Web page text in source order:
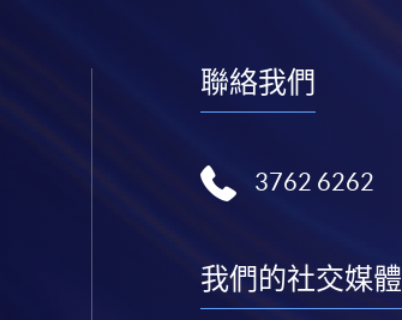
聯絡我們
3762 6262
我們的社交媒體